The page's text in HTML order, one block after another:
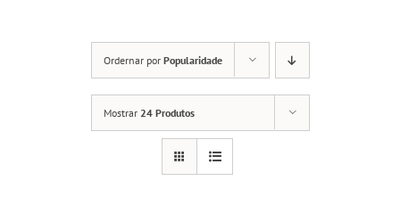
Sobre a Editora
Ordernar por Popularidade
Mostrar 24 Produtos